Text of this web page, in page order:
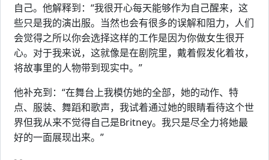
自己。他解释到：“我很开心每天能够作为自己醒来，这
些只是我的演出服。当然也会有很多的误解和阻力，人们
会觉得之所以你会选择这样的工作是因为你做女生很开
心。对于我来说，这就像是在剧院里，戴着假发化着妆，
将故事里的人物带到现实中。”
他补充到：“在舞台上我模仿她的全部，她的动作、特
点、服装、舞蹈和歌声，我试着通过她的眼睛看待这个世
界但我从来不觉得自己是Britney。我只是尽全力将她最
好的一面展现出来。”